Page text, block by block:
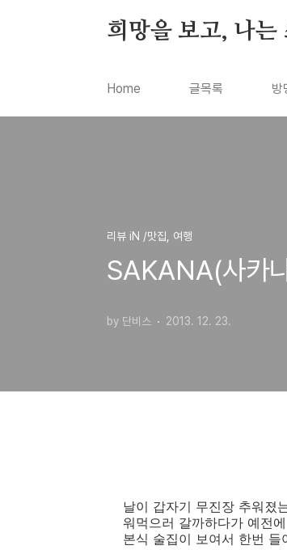
희망을 보고, 나는
Home 글목록 방
리뷰 iN /맛집, 여행
SAKANA(사카
by 단비스 2013. 12. 23.
날이 갑자기 무진장 추워졌
워먹으러 갈까하다가 예전
본식 술집이 보여서 한번 들